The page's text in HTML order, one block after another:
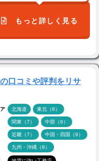
もっと詳しく見る
口コミや評判をリサ
北海道 東北（6）
関東（7） 中部（9）
近畿（7） 中国・四国（9）
九州・沖縄（8）